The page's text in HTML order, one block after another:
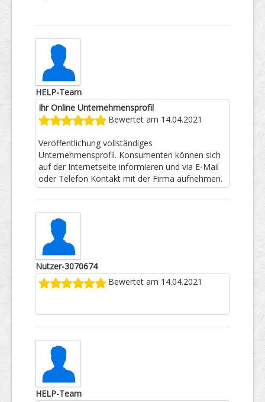
HELP-Team
Ihr Online Unternehmensprofil
Bewertet am 14.04.2021
Veröffentlichung vollständiges
Unternehmensprofil. Konsumenten können sich
auf der Internetseite informieren und via E-Mail
oder Telefon Kontakt mit der Firma aufnehmen.
Nutzer-3070674
Bewertet am 14.04.2021
HELP-Team